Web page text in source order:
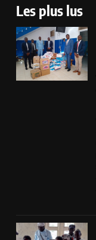
Les plus lus